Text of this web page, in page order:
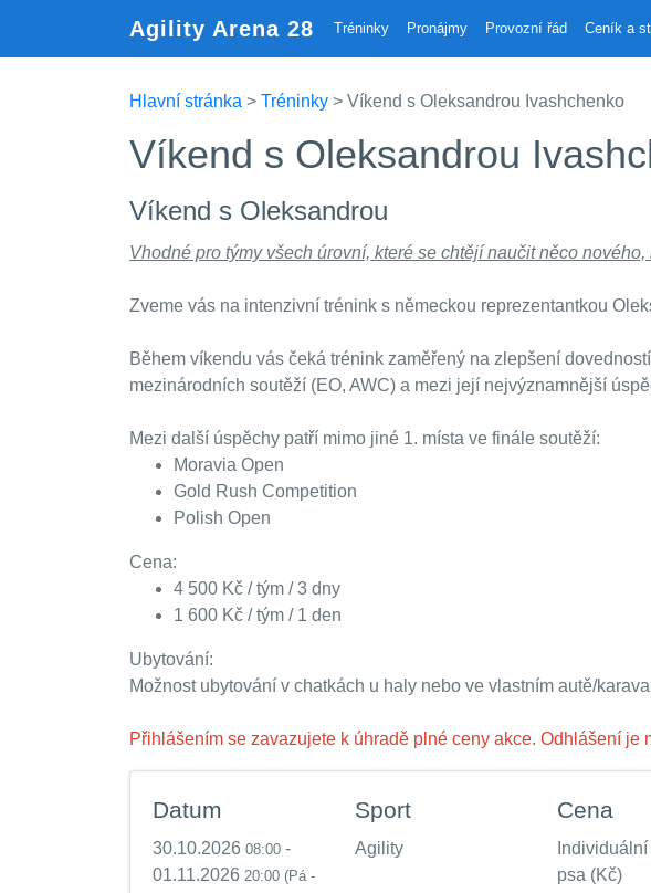
Agility Arena 28 Tréninky Pronájmy Provozní řád Ceník a
Hlavní stránka > Tréninky > Víkend s Oleksandrou Ivashchenko
Víkend s Oleksandrou
Víkend s Oleksandrou
Vhodné pro týmy všech úrovní, které se chtějí naučit něco
Zveme vás na intenzivní trénink s německou reprezentantkou
Během víkendu vás čeká trénink zaměřený na zlepšení
mezinárodních soutěží (EO, AWC) a mezi její nejvýznamnější
Mezi další úspěchy patří mimo jiné 1. místa ve finále soutěží:
Moravia Open
Gold Rush Competition
Polish Open
Cena:
4 500 Kč / tým / 3 dny
1 600 Kč / tým / 1 den
Ubytování:
Možnost ubytování v chatkách u haly nebo ve vlastním autě/
Přihlášením se zavazujete k úhradě plné ceny akce. Odhlášení
Datum
30.10.2026 08:00 -
01.11.2026 20:00 (Pá -
Sport
Agility
Cena
psa (Kč)